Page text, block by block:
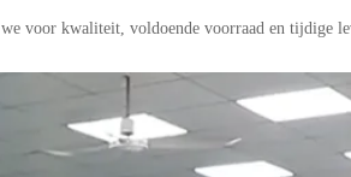
voor kwaliteit, voldoende voorraad en tijdige